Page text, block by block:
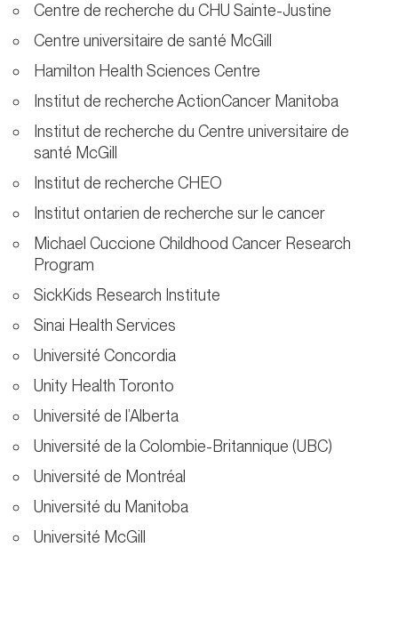
Centre de recherche du CHU Sainte-Justine
Centre universitaire de santé McGill
Hamilton Health Sciences Centre
Institut de recherche ActionCancer Manitoba
Institut de recherche du Centre universitaire de
santé McGill
Institut de recherche CHEO
Institut ontarien de recherche sur le cancer
Michael Cuccione Childhood Cancer Research
Program
SickKids Research Institute
Sinai Health Services
Université Concordia
Unity Health Toronto
Université de l’Alberta
Université de la Colombie-Britannique (UBC)
Université de Montréal
Université du Manitoba
Université McGill